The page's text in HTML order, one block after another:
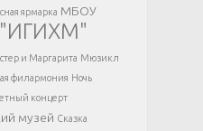
ярмарка МБОУ
и Маргарита Мюзикл
филармония Ночь
концерт
музей Сказка